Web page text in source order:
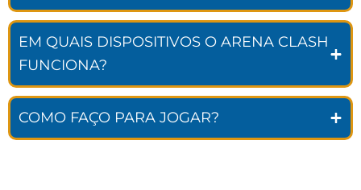
EM QUAIS DISPOSITIVOS O ARENA CLASH
FUNCIONA?
COMO FAÇO PARA JOGAR?